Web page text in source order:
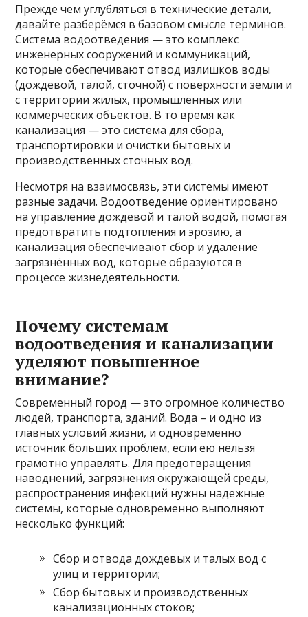
Прежде чем углубляться в технические детали,
давайте разберёмся в базовом смысле терминов.
Система водоотведения — это комплекс
инженерных сооружений и коммуникаций,
которые обеспечивают отвод излишков воды
(дождевой, талой, сточной) с поверхности земли и
с территории жилых, промышленных или
коммерческих объектов. В то время как
канализация — это система для сбора,
транспортировки и очистки бытовых и
производственных сточных вод.
Несмотря на взаимосвязь, эти системы имеют
разные задачи. Водоотведение ориентировано
на управление дождевой и талой водой, помогая
предотвратить подтопления и эрозию, а
канализация обеспечивают сбор и удаление
загрязнённых вод, которые образуются в
процессе жизнедеятельности.
Почему системам
водоотведения и канализации
уделяют повышенное
внимание?
Современный город — это огромное количество
людей, транспорта, зданий. Вода – и одно из
главных условий жизни, и одновременно
источник больших проблем, если ею нельзя
грамотно управлять. Для предотвращения
наводнений, загрязнения окружающей среды,
распространения инфекций нужны надежные
системы, которые одновременно выполняют
несколько функций:
Сбор и отвода дождевых и талых вод с
улиц и территории;
Сбор бытовых и производственных
канализационных стоков;